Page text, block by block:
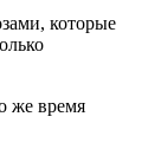
которые
же время